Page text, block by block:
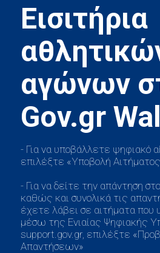
Εισιτήρια
αγώνων
- Για να υποβάλλετε ψηφιακό
επιλέξτε «Υποβολή
- Για να δείτε την απάντηση
καθώς και συνολικά τις
έχετε λάβει σε αιτήματα που
μέσω της Ενιαίας Ψηφιακής
support.gov.gr, επιλέξτε
Απαντήσεων»